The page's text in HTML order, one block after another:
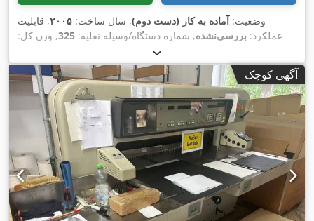
وضعیت:آماده به کار (دست دوم), سال ساخت: ۲۰۰۵, قابلیت
عملکرد: بررسی‌نشده, شماره دستگاه/وسیله نقلیه: 325, وزن کل:
آگهی کوچک